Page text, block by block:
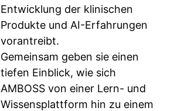
Entwicklung der klinischen
Produkte und AI-Erfahrungen
vorantreibt.
Gemeinsam geben sie einen
tiefen Einblick, wie sich
AMBOSS von einer Lern- und
Wissensplattform hin zu einem